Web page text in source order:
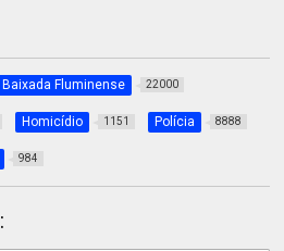
Baixada Fluminense 22000
Homicídio 1151 Polícia 8888
984